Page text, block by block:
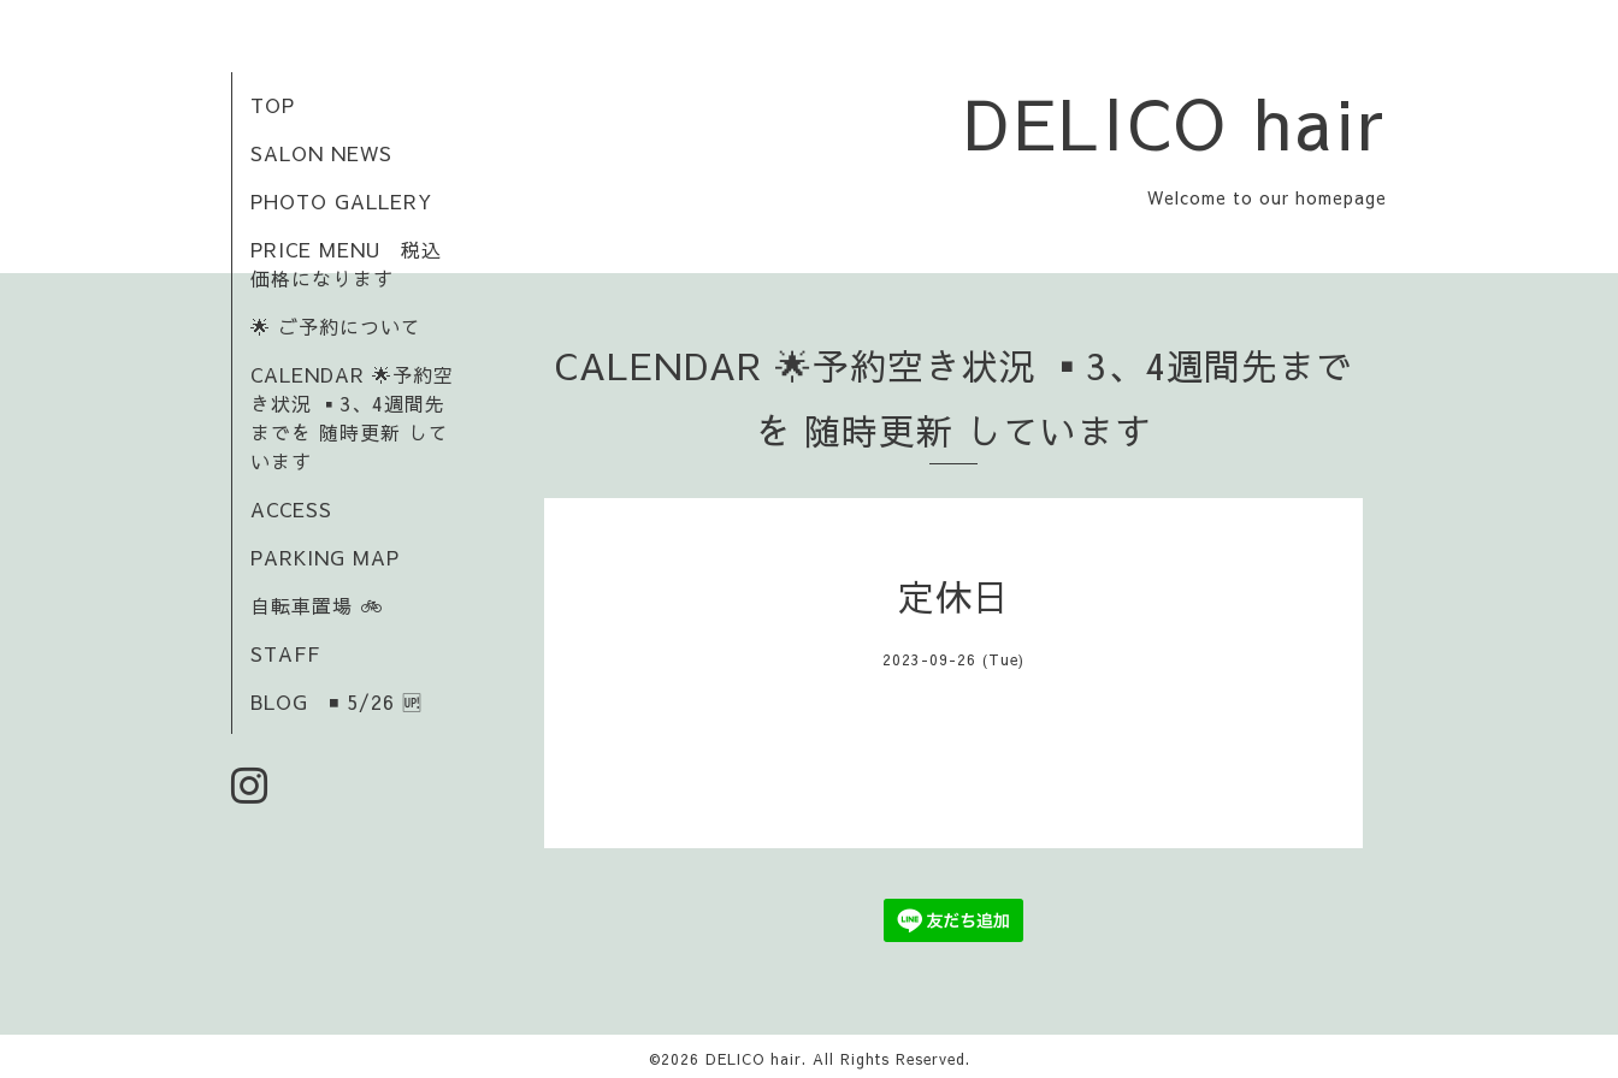
DELICO hair
Welcome to our homepage
TOP
SALON NEWS
PHOTO GALLERY
PRICE MENU 税込
価格になります
🌟 ご予約について
CALENDAR 🌟予約空
き状況 ▪️3、4週間先
までを 随時更新 して
います
ACCESS
PARKING MAP
自転車置場 🚲️
STAFF
BLOG ◾ 5/26 🆙
CALENDAR 🌟予約空き状況 ▪️3、4週間先まで
を 随時更新 しています
定休日
2023-09-26 (Tue)
©2026 DELICO hair. All Rights Reserved.